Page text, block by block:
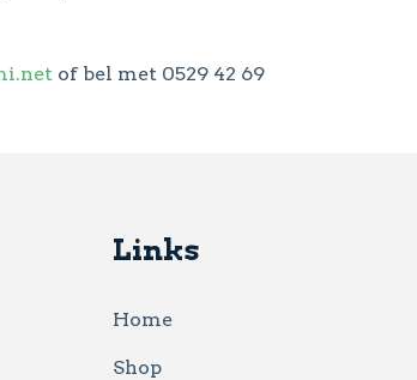
of bel met 0529 42 69
Links
Home
Shop